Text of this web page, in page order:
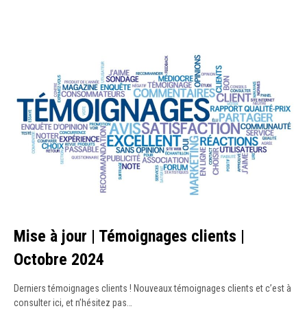
Mise à jour | Témoignages clients |
Octobre 2024
Derniers témoignages clients ! Nouveaux témoignages clients et c’est à
consulter ici, et n’hésitez pas…